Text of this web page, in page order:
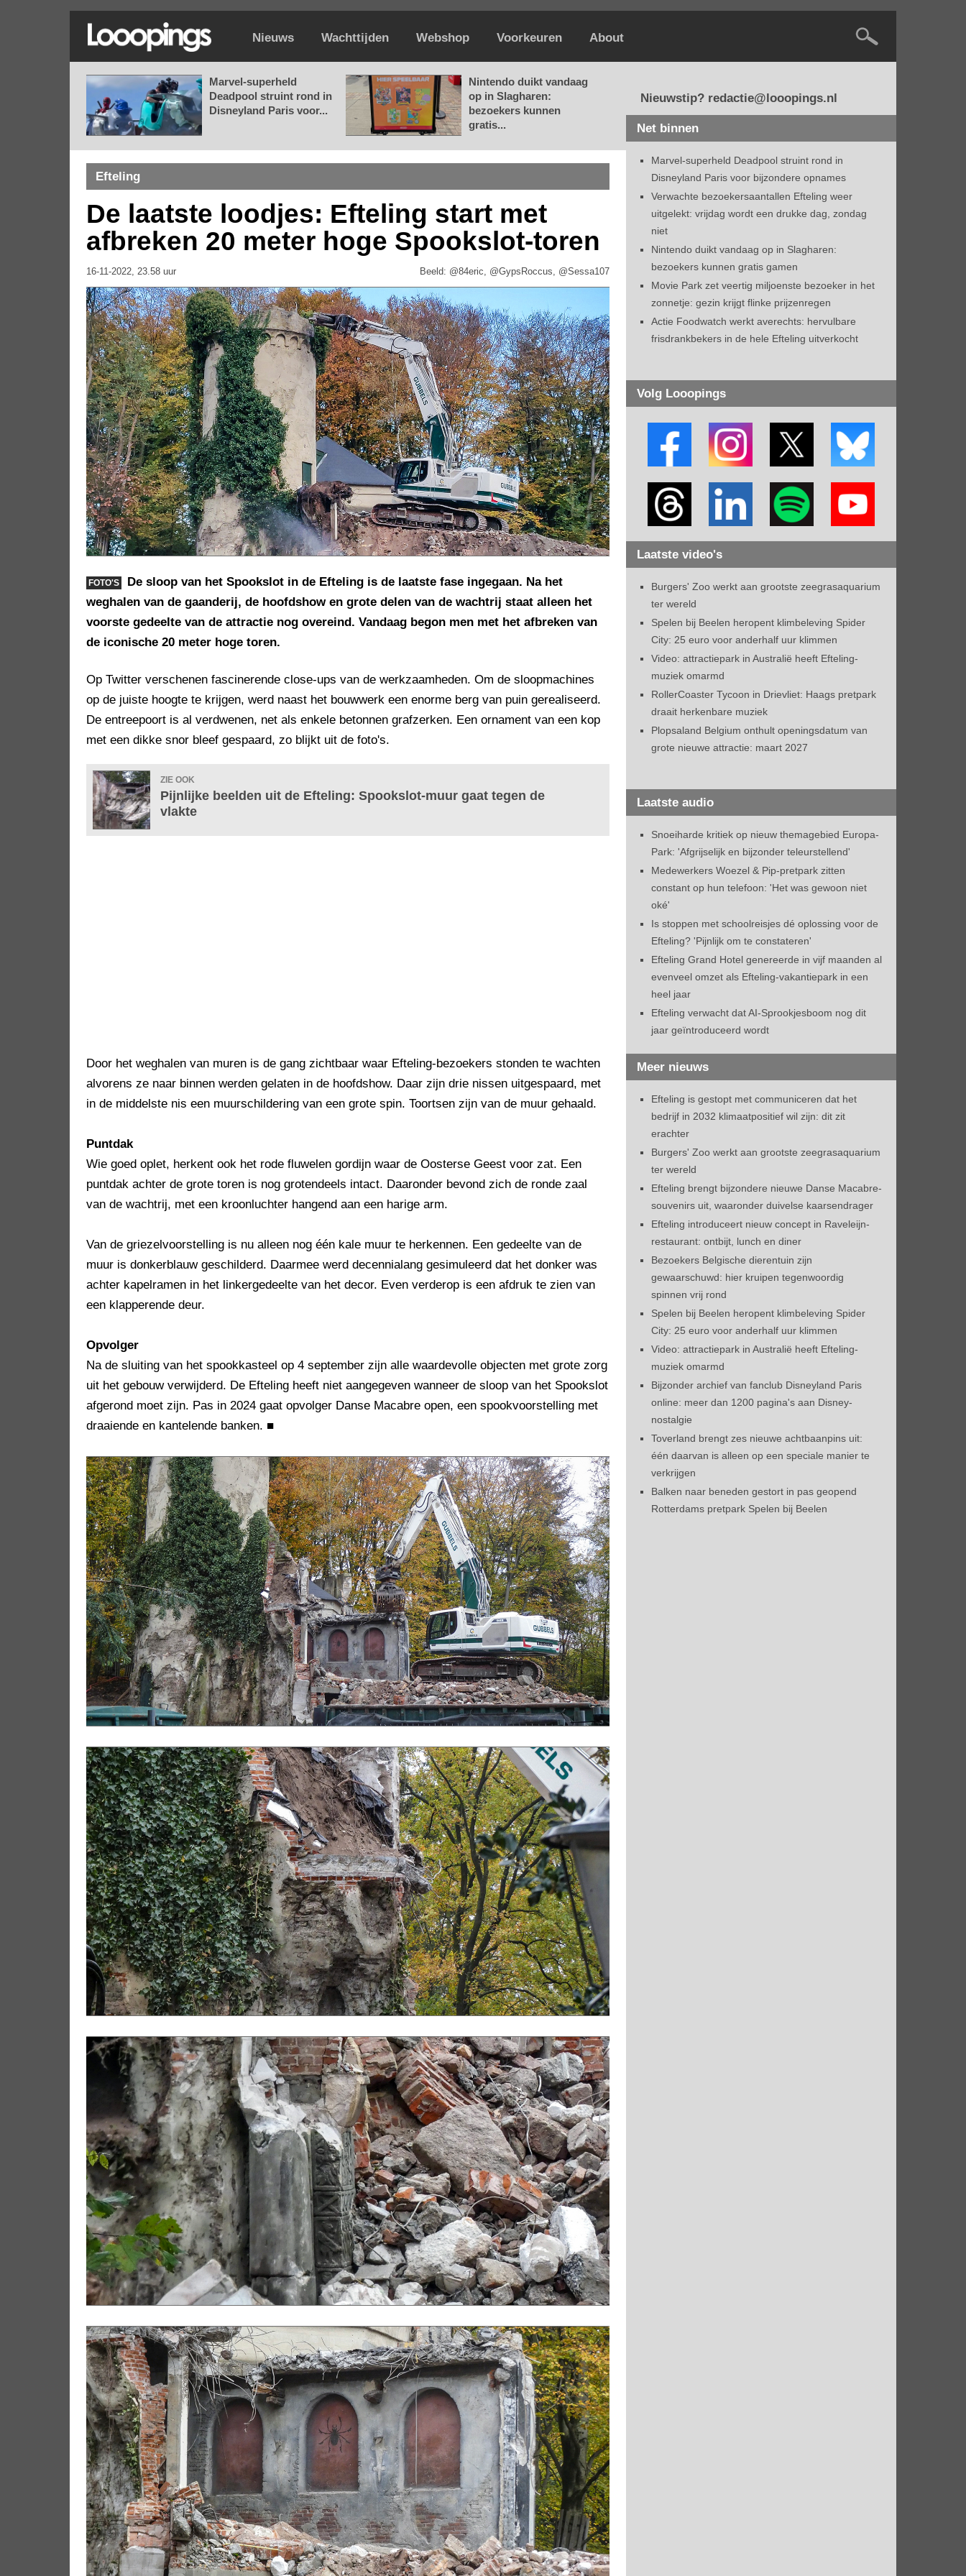
Nieuws Wachttijden Webshop Voorkeuren About
Marvel-superheld
Deadpool struint rond in
Disneyland Paris voor...
Nintendo duikt vandaag
op in Slagharen:
bezoekers kunnen
gratis...
Efteling
De laatste loodjes: Efteling start met
afbreken 20 meter hoge Spookslot-toren
16-11-2022, 23.58 uur Beeld: @84eric, @GypsRoccus, @Sessa107
FOTO'S
De sloop van het Spookslot in de Efteling is de laatste fase ingegaan. Na het
weghalen van de gaanderij, de hoofdshow en grote delen van de wachtrij staat alleen het
voorste gedeelte van de attractie nog overeind. Vandaag begon men met het afbreken van
de iconische 20 meter hoge toren.
Op Twitter verschenen fascinerende close-ups van de werkzaamheden. Om de sloopmachines
op de juiste hoogte te krijgen, werd naast het bouwwerk een enorme berg van puin gerealiseerd.
De entreepoort is al verdwenen, net als enkele betonnen grafzerken. Een ornament van een kop
met een dikke snor bleef gespaard, zo blijkt uit de foto's.
ZIE OOK
Pijnlijke beelden uit de Efteling: Spookslot-muur gaat tegen de
vlakte
Door het weghalen van muren is de gang zichtbaar waar Efteling-bezoekers stonden te wachten
alvorens ze naar binnen werden gelaten in de hoofdshow. Daar zijn drie nissen uitgespaard, met
in de middelste nis een muurschildering van een grote spin. Toortsen zijn van de muur gehaald.
Puntdak
Wie goed oplet, herkent ook het rode fluwelen gordijn waar de Oosterse Geest voor zat. Een
puntdak achter de grote toren is nog grotendeels intact. Daaronder bevond zich de ronde zaal
van de wachtrij, met een kroonluchter hangend aan een harige arm.
Van de griezelvoorstelling is nu alleen nog één kale muur te herkennen. Een gedeelte van de
muur is donkerblauw geschilderd. Daarmee werd decennialang gesimuleerd dat het donker was
achter kapelramen in het linkergedeelte van het decor. Even verderop is een afdruk te zien van
een klapperende deur.
Opvolger
Na de sluiting van het spookkasteel op 4 september zijn alle waardevolle objecten met grote zorg
uit het gebouw verwijderd. De Efteling heeft niet aangegeven wanneer de sloop van het Spookslot
afgerond moet zijn. Pas in 2024 gaat opvolger Danse Macabre open, een spookvoorstelling met
draaiende en kantelende banken. ■
Nieuwstip? redactie@looopings.nl
Net binnen
Marvel-superheld Deadpool struint rond in
Disneyland Paris voor bijzondere opnames
Verwachte bezoekersaantallen Efteling weer
uitgelekt: vrijdag wordt een drukke dag, zondag
niet
Nintendo duikt vandaag op in Slagharen:
bezoekers kunnen gratis gamen
Movie Park zet veertig miljoenste bezoeker in het
zonnetje: gezin krijgt flinke prijzenregen
Actie Foodwatch werkt averechts: hervulbare
frisdrankbekers in de hele Efteling uitverkocht
Volg Looopings
Laatste video's
Burgers' Zoo werkt aan grootste zeegrasaquarium
ter wereld
Spelen bij Beelen heropent klimbeleving Spider
City: 25 euro voor anderhalf uur klimmen
Video: attractiepark in Australië heeft Efteling-
muziek omarmd
RollerCoaster Tycoon in Drievliet: Haags pretpark
draait herkenbare muziek
Plopsaland Belgium onthult openingsdatum van
grote nieuwe attractie: maart 2027
Laatste audio
Snoeiharde kritiek op nieuw themagebied Europa-
Park: 'Afgrijselijk en bijzonder teleurstellend'
Medewerkers Woezel & Pip-pretpark zitten
constant op hun telefoon: 'Het was gewoon niet
oké'
Is stoppen met schoolreisjes dé oplossing voor de
Efteling? 'Pijnlijk om te constateren'
Efteling Grand Hotel genereerde in vijf maanden al
evenveel omzet als Efteling-vakantiepark in een
heel jaar
Efteling verwacht dat AI-Sprookjesboom nog dit
jaar geïntroduceerd wordt
Meer nieuws
Efteling is gestopt met communiceren dat het
bedrijf in 2032 klimaatpositief wil zijn: dit zit
erachter
Burgers' Zoo werkt aan grootste zeegrasaquarium
ter wereld
Efteling brengt bijzondere nieuwe Danse Macabre-
souvenirs uit, waaronder duivelse kaarsendrager
Efteling introduceert nieuw concept in Raveleijn-
restaurant: ontbijt, lunch en diner
Bezoekers Belgische dierentuin zijn
gewaarschuwd: hier kruipen tegenwoordig
spinnen vrij rond
Spelen bij Beelen heropent klimbeleving Spider
City: 25 euro voor anderhalf uur klimmen
Video: attractiepark in Australië heeft Efteling-
muziek omarmd
Bijzonder archief van fanclub Disneyland Paris
online: meer dan 1200 pagina's aan Disney-
nostalgie
Toverland brengt zes nieuwe achtbaanpins uit:
één daarvan is alleen op een speciale manier te
verkrijgen
Balken naar beneden gestort in pas geopend
Rotterdams pretpark Spelen bij Beelen